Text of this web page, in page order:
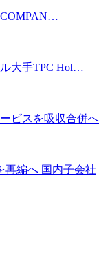
COMPAN…
大手TPC Hol…
ビスを吸収合併へ
再編へ 国内子会社